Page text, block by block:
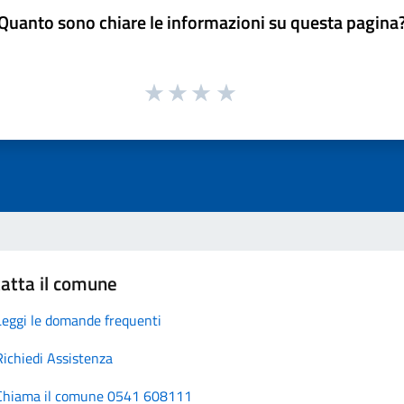
sono chiare le informazioni su questa
il comune
le domande frequenti
Assistenza
il comune 0541 608111